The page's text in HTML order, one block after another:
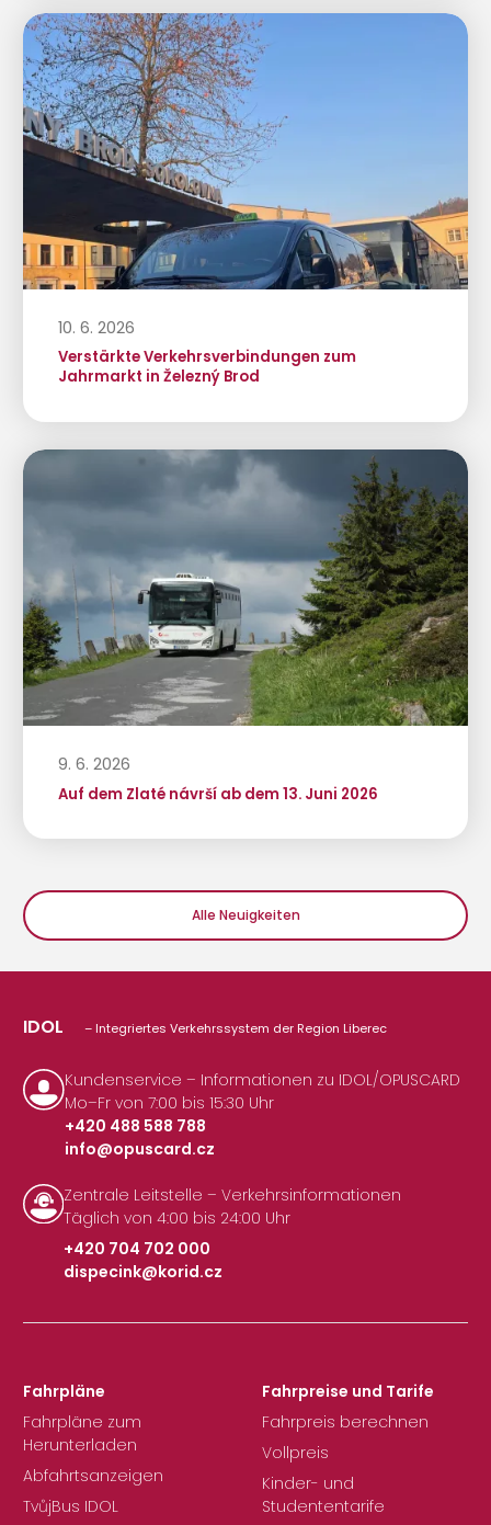
10. 6. 2026
Verstärkte Verkehrsverbindungen zum
Jahrmarkt in Železný Brod
9. 6. 2026
Auf dem Zlaté návrší ab dem 13. Juni 2026
Alle Neuigkeiten
IDOL – Integriertes Verkehrssystem der Region Liberec
Kundenservice – Informationen zu IDOL/OPUSCARD
Mo–Fr von 7:00 bis 15:30 Uhr
+420 488 588 788
|
info@opuscard.cz
Zentrale Leitstelle – Verkehrsinformationen
Täglich von 4:00 bis 24:00 Uhr
+420 704 702 000
|
dispecink@korid.cz
Fahrpläne
Fahrpläne zum
Herunterladen
Abfahrtsanzeigen
TvůjBus IDOL
Fahrpreise und Tarife
Fahrpreis berechnen
Vollpreis
Kinder- und
Studententarife